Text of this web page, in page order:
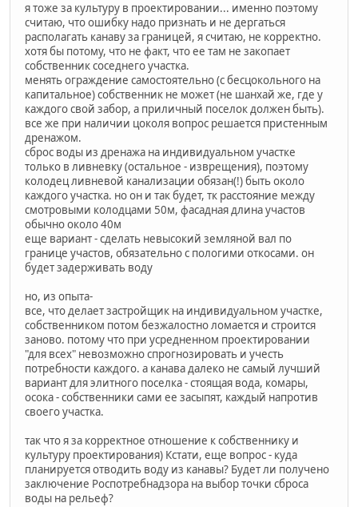
я тоже за культуру в проектировании... именно поэтому
считаю, что ошибку надо признать и не дергаться
располагать канаву за границей, я считаю, не корректно.
хотя бы потому, что не факт, что ее там не закопает
собственник соседнего участка.
менять ограждение самостоятельно (с бесцокольного на
капитальное) собственник не может (не шанхай же, где у
каждого свой забор, а приличный поселок должен быть).
все же при наличии цоколя вопрос решается пристенным
дренажом.
сброс воды из дренажа на индивидуальном участке
только в ливневку (остальное - изврещения), поэтому
колодец ливневой канализации обязан(!) быть около
каждого участка. но он и так будет, тк расстояние между
смотровыми колодцами 50м, фасадная длина участов
обычно около 40м
еще вариант - сделать невысокий земляной вал по
границе участов, обязательно с пологими откосами. он
будет задерживать воду
но, из опыта-
все, что делает застройщик на индивидуальном участке,
собственником потом безжалостно ломается и строится
заново. потому что при усредненном проектировании
"для всех" невозможно спрогнозировать и учесть
потребности каждого. а канава далеко не самый лучший
вариант для элитного поселка - стоящая вода, комары,
осока - собственники сами ее засыпят, каждый напротив
своего участка.
так что я за корректное отношение к собственнику и
культуру проектирования) Кстати, еще вопрос - куда
планируется отводить воду из канавы? Будет ли получено
заключение Роспотребнадзора на выбор точки сброса
воды на рельеф?